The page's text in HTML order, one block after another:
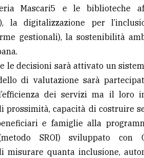
Mascari5 e le biblioteche
la digitalizzazione per
gestionali), la sostenibilità
le decisioni sarà attivato un
di valutazione sarà
dei servizi ma il loro
capacità di costruire
e famiglie alla
SROI) sviluppato con
misurare quanta inclusione,